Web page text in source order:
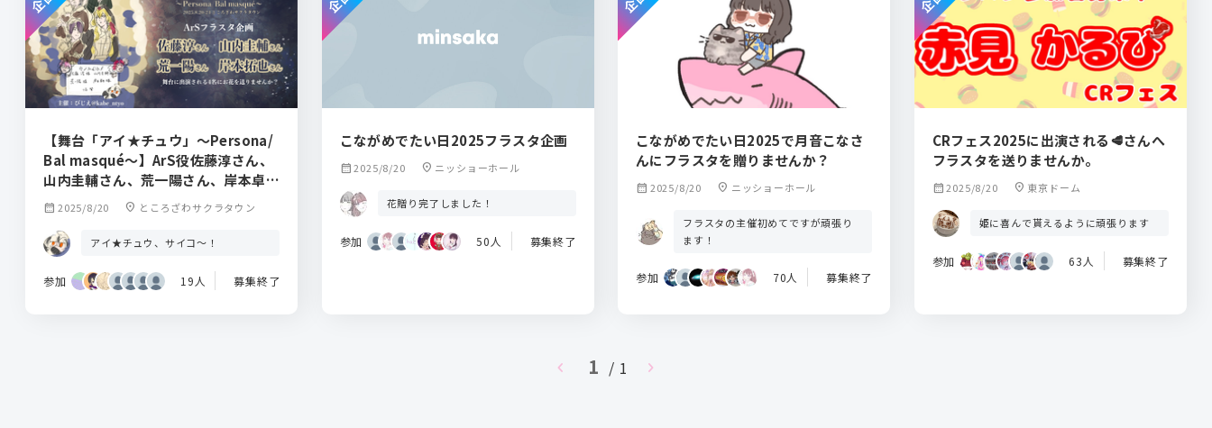
【舞台「アイ★チュウ」〜Persona/
Bal masqué〜】ArS役佐藤淳さん、
山内圭輔さん、荒一陽さん、岸本卓也
さんにお花を贈りませんか？
calendar_month 2025/8/20 location_on ところざわサクラタウン
アイ★チュウ、サイコ〜！
参加 19人 募集終了
こながめでたい日2025フラスタ企画
calendar_month2025/8/20 location_on ニッショーホール
花贈り完了しました！
参加 50人 募集終了
こながめでたい日2025で月音こなさ
んにフラスタを贈りませんか？
calendar_month 2025/8/20 location_on ニッショーホール
フラスタの主催初めてですが頑張り
ます！
参加 70人 募集終了
CRフェス2025に出演される🥩さんへ
フラスタを送りませんか。
calendar_month2025/8/20 location_on 東京ドーム
姫に喜んで貰えるように頑張ります
参加 63人 募集終了
chevron_left 1 / 1 chevron_right